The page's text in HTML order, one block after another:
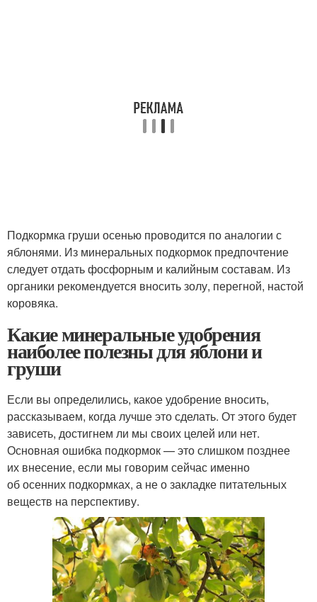
Подкормка груши осенью проводится по аналогии с
яблонями. Из минеральных подкормок предпочтение
следует отдать фосфорным и калийным составам. Из
органики рекомендуется вносить золу, перегной, настой
коровяка.
Какие минеральные удобрения
наиболее полезны для яблони и
груши
Если вы определились, какое удобрение вносить,
рассказываем, когда лучше это сделать. От этого будет
зависеть, достигнем ли мы своих целей или нет.
Основная ошибка подкормок — это слишком позднее
их внесение, если мы говорим сейчас именно
об осенних подкормках, а не о закладке питательных
веществ на перспективу.